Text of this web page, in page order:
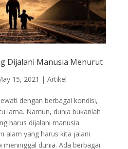
Dijalani Manusia Menurut
15, 2021 | Artikel
dengan berbagai kondisi,
lama. Namun, dunia bukanlah
harus dijalani manusia.
alam yang harus kita jalani
dunia. Ada berbagai